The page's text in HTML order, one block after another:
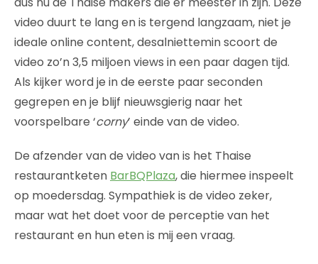
video duurt te lang en is tergend langzaam, niet je
ideale online content, desalniettemin scoort de
video zo’n 3,5 miljoen views in een paar dagen tijd.
Als kijker word je in de eerste paar seconden
gegrepen en je blijf nieuwsgierig naar het
voorspelbare ‘corny’ einde van de video.
De afzender van de video van is het Thaise
restaurantketen BarBQPlaza, die hiermee inspeelt
op moedersdag. Sympathiek is de video zeker,
maar wat het doet voor de perceptie van het
restaurant en hun eten is mij een vraag.